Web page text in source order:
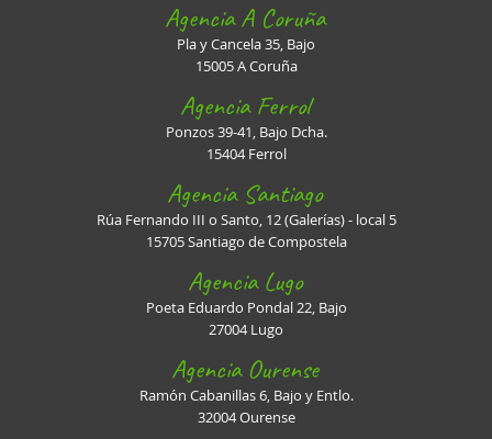
Agencia A Coruña
Pla y Cancela 35, Bajo
15005 A Coruña
Agencia Ferrol
Ponzos 39-41, Bajo Dcha.
15404 Ferrol
Agencia Santiago
Rúa Fernando III o Santo, 12 (Galerías) - local 5
15705 Santiago de Compostela
Agencia Lugo
Poeta Eduardo Pondal 22, Bajo
27004 Lugo
Agencia Ourense
Ramón Cabanillas 6, Bajo y Entlo.
32004 Ourense